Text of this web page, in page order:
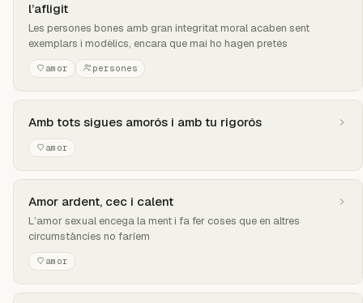
l’afligit
Les persones bones amb gran integritat moral acaben sent
exemplars i modèlics, encara que mai ho hagen pretés
amor persones
Amb tots sigues amorós i amb tu rigorós
amor
Amor ardent, cec i calent
L’amor sexual encega la ment i fa fer coses que en altres
circumstàncies no faríem
amor